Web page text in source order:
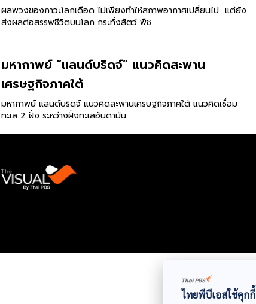
ผลพวงของภาวะโลกเดือด ไม่เพียงทำให้สภาพอากาศเปลี่ยนไป แต่ยัง
ส่งผลต่อสรรพชีวิตบนโลก กระทั่งสัตว์ พืช
มหากาพย์ “แลนด์บริดจ์” แนวคิดสะพาน
เศรษฐกิจภาคใต้
มหากาพย์ แลนด์บริดจ์ แนวคิดสะพานเศรษฐกิจภาคใต้ แนวคิดเชื่อม
ทะเล 2 ฝั่ง ระหว่างฝั่งทะเลอันดามัน ̵
ไทยพีบีเอสใช้คุกกี้